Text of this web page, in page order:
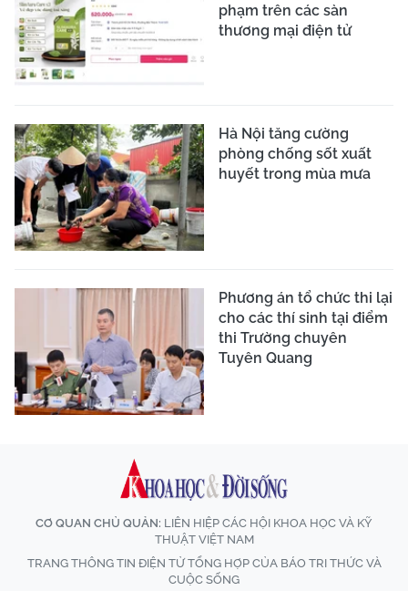
phạm trên các sàn
thương mại điện tử
Hà Nội tăng cường
phòng chống sốt xuất
huyết trong mùa mưa
Phương án tổ chức thi lại
cho các thí sinh tại điểm
thi Trường chuyên
Tuyên Quang
CƠ QUAN CHỦ QUẢN: LIÊN HIỆP CÁC HỘI KHOA HỌC VÀ KỸ
THUẬT VIỆT NAM
TRANG THÔNG TIN ĐIỆN TỬ TỔNG HỢP CỦA BÁO TRI THỨC VÀ
CUỘC SỐNG